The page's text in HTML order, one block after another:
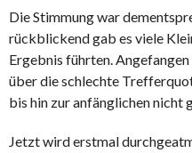
Die Stimmung war
rückblickend gab es viele
Ergebnis führten. Angefangen
über die schlechte
bis hin zur anfänglichen nicht
Jetzt wird erstmal